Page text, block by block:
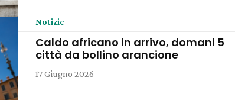
Notizie
Caldo africano in arrivo, domani 5
città da bollino arancione
17 Giugno 2026